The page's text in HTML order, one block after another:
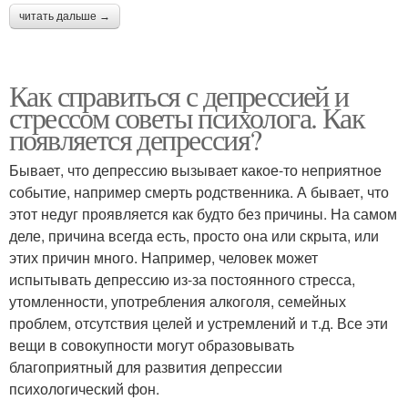
читать дальше →
Как справиться с депрессией и
стрессом советы психолога. Как
появляется депрессия?
Бывает, что депрессию вызывает какое-то неприятное
событие, например смерть родственника. А бывает, что
этот недуг проявляется как будто без причины. На самом
деле, причина всегда есть, просто она или скрыта, или
этих причин много. Например, человек может
испытывать депрессию из-за постоянного стресса,
утомленности, употребления алкоголя, семейных
проблем, отсутствия целей и устремлений и т.д. Все эти
вещи в совокупности могут образовывать
благоприятный для развития депрессии
психологический фон.